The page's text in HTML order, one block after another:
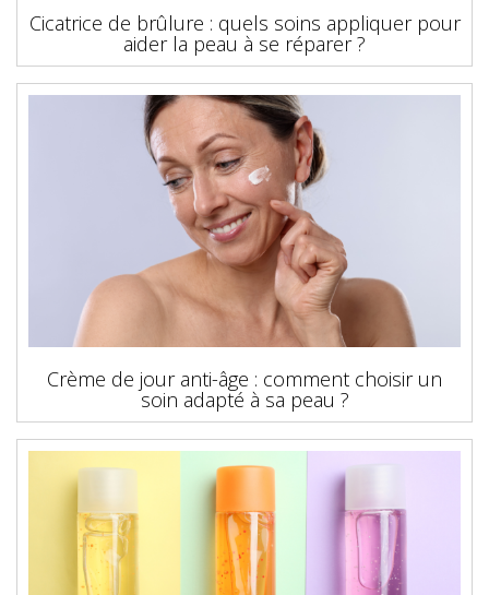
Cicatrice de brûlure : quels soins appliquer pour
aider la peau à se réparer ?
Crème de jour anti-âge : comment choisir un
soin adapté à sa peau ?